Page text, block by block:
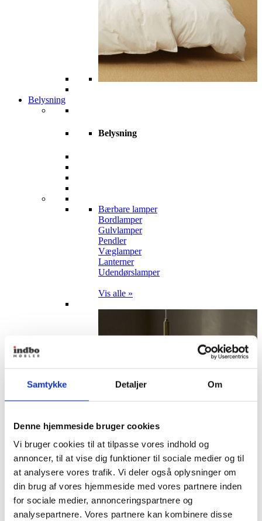
Samtykke Detaljer Om
Denne hjemmeside bruger cookies
Vi bruger cookies til at tilpasse vores indhold og
annoncer, til at vise dig funktioner til sociale medier og til
at analysere vores trafik. Vi deler også oplysninger om
din brug af vores hjemmeside med vores partnere inden
for sociale medier, annonceringspartnere og
analysepartnere. Vores partnere kan kombinere disse
Belysning
Belysning
Bærbare lamper
Bordlamper
Gulvlamper
Pendler
Væglamper
Lanterner
Udendørslamper
Vis alle »